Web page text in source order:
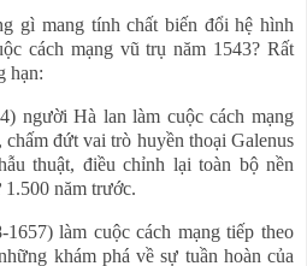
gì mang tính chất biến đổi hệ hình
cách mạng vũ trụ năm 1543? Rất
hạn:
người Hà lan làm cuộc cách mạng
chấm đứt vai trò huyền thoại Galenus
thuật, điều chỉnh lại toàn bộ nền
1.500 năm trước.
làm cuộc cách mạng tiếp theo
khám phá về sự tuần hoàn của